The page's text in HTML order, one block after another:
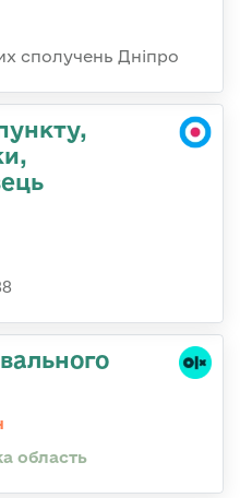
сполучень Дніпро
область